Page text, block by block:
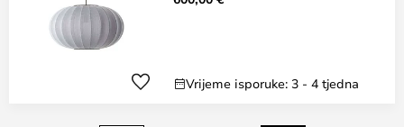
Vrijeme isporuke: 3 - 4 tjedna